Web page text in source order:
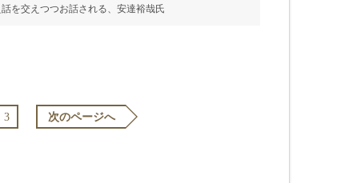
を交えつつお話される、安達裕哉氏
3 次のページへ